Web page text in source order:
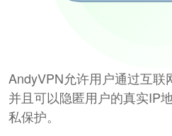
AndyVPN允许用户通过互联
并且可以隐匿用户的真实IP
私保护。